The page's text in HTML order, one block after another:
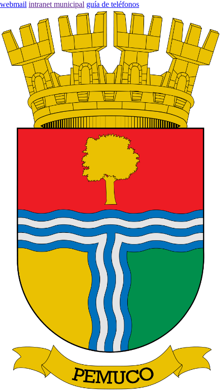
webmail intranet municipal guía de teléfonos